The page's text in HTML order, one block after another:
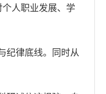
人职业发展、学
纪律底线。同时从